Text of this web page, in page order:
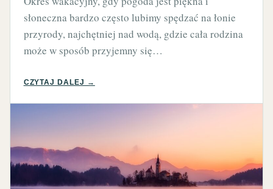
słoneczna bardzo często lubimy spędzać na łonie
przyrody, najchętniej nad wodą, gdzie cała rodzina
może w sposób przyjemny się…
CZYTAJ DALEJ →